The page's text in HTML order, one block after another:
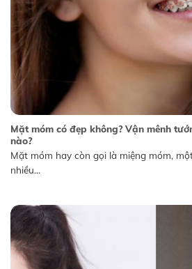
Mặt móm có đẹp không? Vận mênh
nào?
Mặt móm hay còn gọi là miệng móm,
nhiều...